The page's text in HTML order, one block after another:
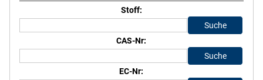
Stoff:
CAS-Nr:
EC-Nr: